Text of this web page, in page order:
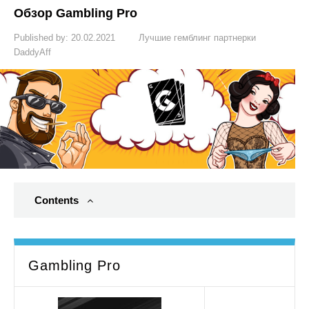
Обзор Gambling Pro
Published by: 20.02.2021
Лучшие гемблинг партнерки
DaddyAff
Contents
Gambling Pro